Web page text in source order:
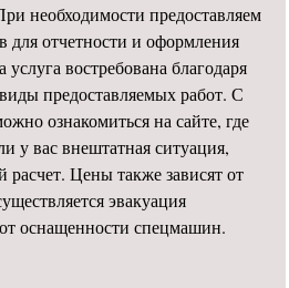
необходимости предоставляем
для отчетности и оформления
востребована благодаря
предоставляемых работ. С
ознакомиться на сайте, где
у вас внештатная ситуация,
расчет. Цены также зависят от
эвакуация
оснащенности спецмашин.